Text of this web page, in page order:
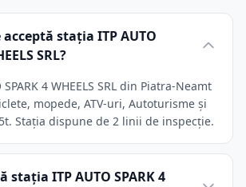
acceptă stația ITP AUTO
SRL?
4 WHEELS SRL din Piatra-Neamt
mopede, ATV-uri, Autoturisme și
Stația dispune de 2 linii de inspecție.
stația ITP AUTO SPARK 4